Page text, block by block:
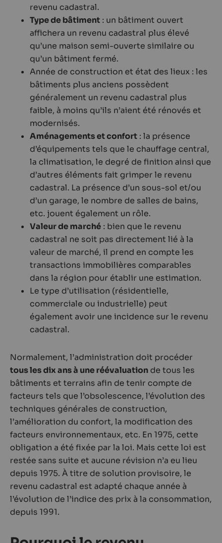
revenu cadastral.
Type de bâtiment : un bâtiment ouvert
affichera un revenu cadastral plus élevé
qu’une maison semi-ouverte similaire ou
qu’un bâtiment fermé.
Année de construction et état des lieux : les
bâtiments plus anciens possèdent
généralement un revenu cadastral plus
faible, à moins qu’ils n’aient été rénovés et
modernisés.
Aménagements et confort : la présence
d’équipements tels que le chauffage central,
la climatisation, le degré de finition ainsi que
d’autres éléments fait grimper le revenu
cadastral. La présence d’un sous-sol et/ou
d’un garage, le nombre de salles de bains,
etc. jouent également un rôle.
Valeur de marché : bien que le revenu
cadastral ne soit pas directement lié à la
valeur de marché, il prend en compte les
transactions immobilières comparables
dans la région pour établir une estimation.
Le type d’utilisation (résidentielle,
commerciale ou industrielle) peut
également avoir une incidence sur le revenu
cadastral.
Normalement, l’administration doit procéder
tous les dix ans à une réévaluation de tous les
bâtiments et terrains afin de tenir compte de
facteurs tels que l’obsolescence, l’évolution des
techniques générales de construction,
l’amélioration du confort, la modification des
facteurs environnementaux, etc. En 1975, cette
obligation a été fixée par la loi. Mais cette loi est
restée sans suite et aucune révision n’a eu lieu
depuis 1975. À titre de solution provisoire, le
revenu cadastral est adapté chaque année à
l’évolution de l’indice des prix à la consommation,
depuis 1991.